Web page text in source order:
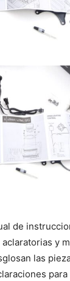
de
y
las